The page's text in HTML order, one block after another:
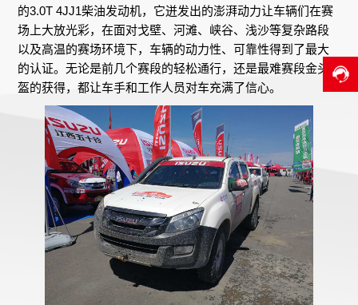
的3.0T 4JJ1柴油发动机，它迸发出的澎湃动力让车辆们在赛
场上大放光彩，在面对戈壁、河滩、峡谷、浅沙等复杂路段
以及高温的赛场环境下，车辆的动力性、可靠性得到了最大
的认证。无论是前几个赛段的轻松通行，还是最难赛段金头
盔的获得，都让车手和工作人员对车充满了信心。